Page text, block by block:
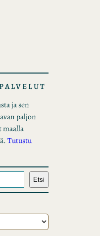
ja sen
paljon
maalla
Tutustu
Etsi